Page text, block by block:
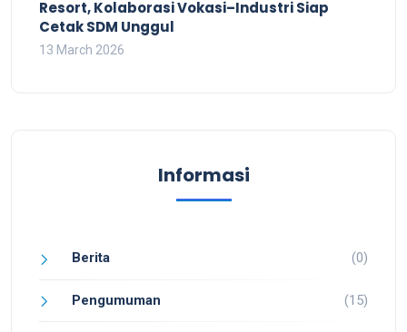
Resort, Kolaborasi Vokasi–Industri Siap
Cetak SDM Unggul
13 March 2026
Informasi
Berita (0)
Pengumuman (15)